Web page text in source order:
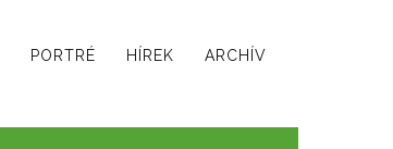
PORTRÉ HÍREK ARCHÍV